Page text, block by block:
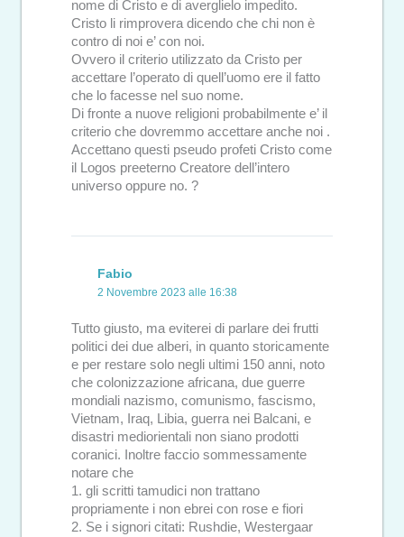
nome di Cristo e di averglielo impedito.
Cristo li rimprovera dicendo che chi non è
contro di noi e’ con noi.
Ovvero il criterio utilizzato da Cristo per
accettare l’operato di quell’uomo ere il fatto
che lo facesse nel suo nome.
Di fronte a nuove religioni probabilmente e’ il
criterio che dovremmo accettare anche noi .
Accettano questi pseudo profeti Cristo come
il Logos preeterno Creatore dell’intero
universo oppure no. ?
Fabio
2 Novembre 2023 alle 16:38
Tutto giusto, ma eviterei di parlare dei frutti
politici dei due alberi, in quanto storicamente
e per restare solo negli ultimi 150 anni, noto
che colonizzazione africana, due guerre
mondiali nazismo, comunismo, fascismo,
Vietnam, Iraq, Libia, guerra nei Balcani, e
disastri mediorientali non siano prodotti
coranici. Inoltre faccio sommessamente
notare che
1. gli scritti tamudici non trattano
propriamente i non ebrei con rose e fiori
2. Se i signori citati: Rushdie, Westergaar